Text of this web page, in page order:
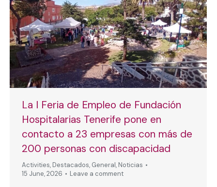
La I Feria de Empleo de Fundación
Hospitalarias Tenerife pone en
contacto a 23 empresas con más de
200 personas con discapacidad
Activities, Destacados, General, Noticias
15 June, 2026
Leave a comment